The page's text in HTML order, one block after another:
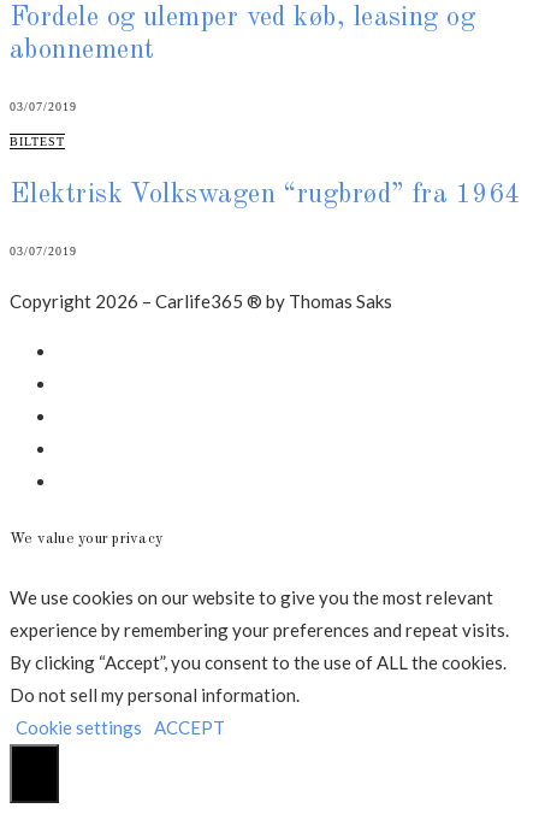
Fordele og ulemper ved køb, leasing og
abonnement
03/07/2019
CATEGORIES
BILTEST
Elektrisk Volkswagen “rugbrød” fra 1964
03/07/2019
Copyright 2026 – Carlife365 ® by Thomas Saks
We value your privacy
We use cookies on our website to give you the most relevant
experience by remembering your preferences and repeat visits.
By clicking “Accept”, you consent to the use of ALL the cookies.
Do not sell my personal information
Cookie settings
ACCEPT